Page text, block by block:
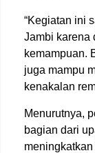
“Kegiatan ini
Jambi karena
kemampuan.
juga mampu
kenakalan
Menurutnya,
bagian dari